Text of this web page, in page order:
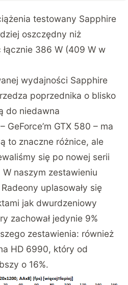
testowany Sapphire
oszczędny niż
386 W (409 W w
wydajności Sapphire
poprzednika o blisko
do niedawna
GeForce’m GTX 580 – ma
to znaczne różnice, ale
się po nowej serii
naszym zestawieniu
uplasowały się
jak dwurdzeniowy
zachował jedynie 9%
zestawienia: również
HD 6990, który od
o 16%.